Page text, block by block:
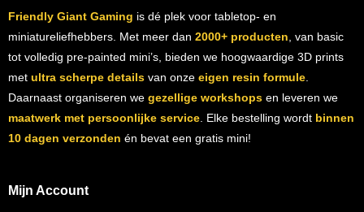
Friendly Giant Gaming is dé plek voor tabletop- en
miniatureliefhebbers. Met meer dan 2000+ producten , van basic
tot volledig pre-painted mini’s, bieden we hoogwaardige 3D prints
met ultra scherpe detailsvan onze eigen resin formule.
Daarnaast organiseren we gezellige workshopsen leveren we
maatwerk met persoonlijke service. Elke bestelling wordt binnen
10 dagen verzonden én bevat een gratis mini!
Mijn Account